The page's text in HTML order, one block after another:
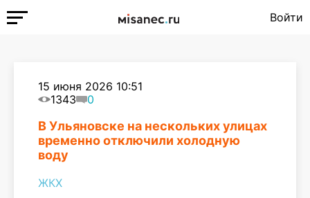
Войти
15 июня 2026 10:51
1343
0
В Ульяновске на нескольких улицах
временно отключили холодную
воду
ЖКХ